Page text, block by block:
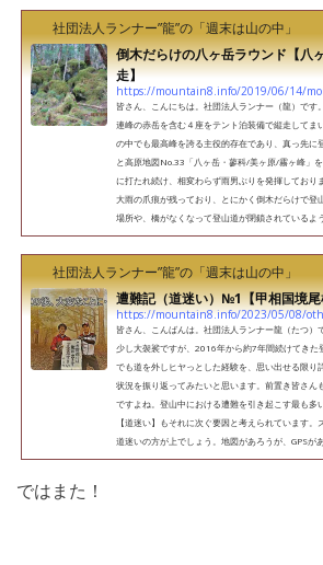
社団法人ランナー”龍”の「週末は山の中」
倒木だらけの八ヶ岳ラウンド【
走】
https://mountain8.info/2019/06/14/
皆さん、こんにちは。社団法人ランナー（龍）で
連峰の赤岳を含む４座をテント泊装備で縦走してま
の中でも最高峰を誇る主役的存在であり、真っ先に
と高原地図No.33「八ヶ岳・蓼科/美ヶ原/霧ヶ峰」
に打たれ続け、相変わらず雨男ぶりを発揮しており
大雨の爪痕が残っており、とにかく倒木だらけで登
場所や、橋がなくなって登山道が閉鎖されているよ
社団法人ランナー”龍”の「週末は山の中」
遭難記（道迷い）№1【甲相国境
https://mountain8.info/2023/05/08/
皆さん、こんばんは。社団法人ランナー龍（たつ）
少し大袈裟ですが、2016年から約7年間続けてきた
でも道を外しヒヤっとした経験を、思い出せる限り
状況を振り返ってみたいと思います。前置き皆さん
ですよね。登山中における遭難を引き起こす最も多
【道迷い】もそれに次ぐ要因と考えられています
道迷いの方が上でしょう。地図があろうが、GPSが
ではまた！